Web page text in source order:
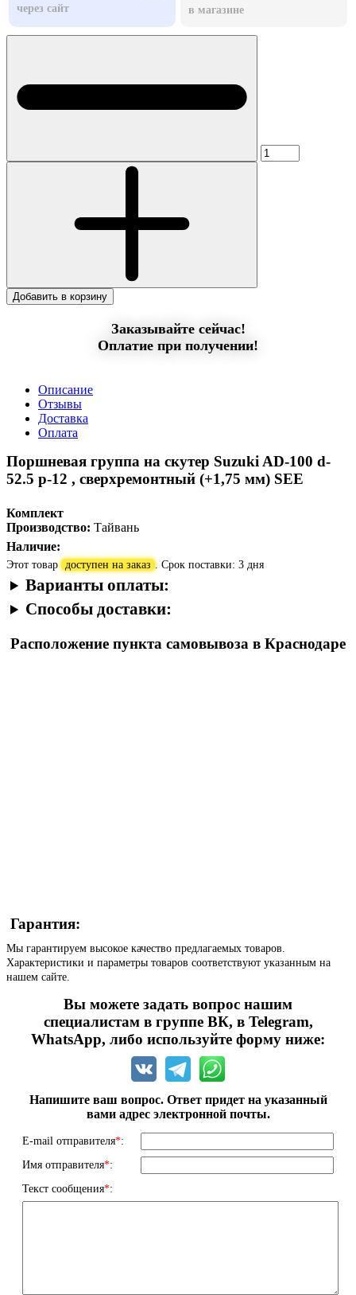
через сайт
в магазине
Добавить в корзину
Заказывайте сейчас!
Оплатие при получении!
Описание
Отзывы
Доставка
Оплата
Поршневая группа на скутер Suzuki AD-100 d-
52.5 p-12 , сверхремонтный (+1,75 мм) SEE
Комплект
Производство: Тайвань
Наличие:
Этот товар доступен на заказ . Срок поставки: 3 дня
Варианты оплаты:
Способы доставки:
Расположение пункта самовывоза в Краснодаре
Гарантия:
Мы гарантируем высокое качество предлагаемых товаров.
Характеристики и параметры товаров соответствуют указанным на
нашем сайте.
Вы можете задать вопрос нашим
специалистам в группе ВК, в Telegram,
WhatsApp, либо используйте форму ниже:
Напишите ваш вопрос. Ответ придет на указанный
вами адрес электронной почты.
E-mail отправителя*:
Имя отправителя*:
Текст сообщения*: